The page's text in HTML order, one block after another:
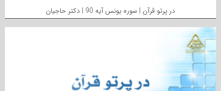
در پرتو قرآن | سوره یونس آیه 90 | دکتر حاجیان